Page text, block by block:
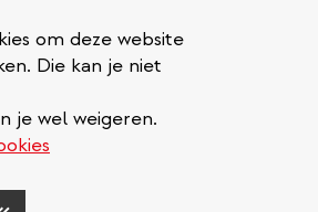
om deze website
Die kan je niet
je wel weigeren.